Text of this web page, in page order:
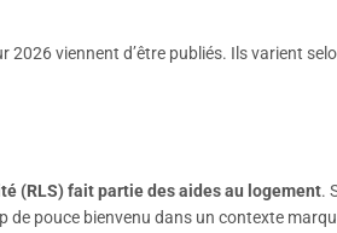
viennent d’être publiés. Ils varient
(RLS) fait partie des aides au logement.
pouce bienvenu dans un contexte